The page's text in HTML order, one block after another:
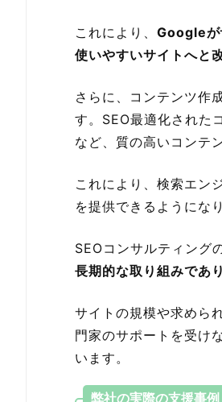
これにより、 Googleが
使いやすいサイトへと
さらに、コンテンツ作
す。SEO最適化された
など、質の高いコンテ
これにより、検索エン
を提供できるようにな
SEOコンサルティング
長期的な取り組みであ
サイトの規模や求めら
門家のサポートを受け
います。
弊社の実際の支援事例